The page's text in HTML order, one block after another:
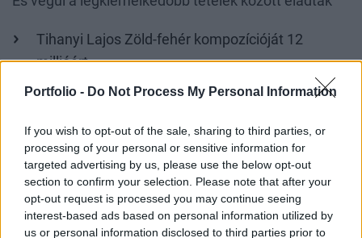
Portfolio - Do Not Process My Personal Information
If you wish to opt-out of the sale, sharing to third parties, or
processing of your personal or sensitive information for
targeted advertising by us, please use the below opt-out
section to confirm your selection. Please note that after your
opt-out request is processed you may continue seeing
interest-based ads based on personal information utilized by
us or personal information disclosed to third parties prior to
Tihanyi Lajos Zöld-fehér kompozícióját 12
millióért,
Koszta József Kukoricás képe 17 milliót ért 5,5
egy 6,5 millión kikiáltott Vaszary látkép 12 milliót
ért,
míg a másik Vaszary-t, (Matróz a tengerparton –
Napba néző önarckép), amely közel kilenc